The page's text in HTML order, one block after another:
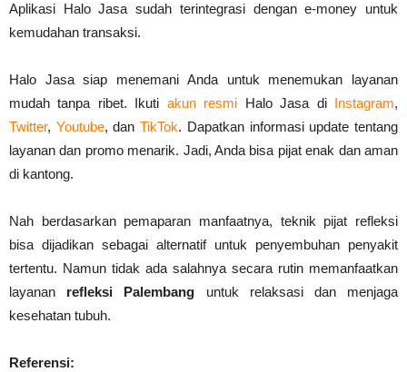
Aplikasi Halo Jasa sudah terintegrasi dengan e-money untuk
kemudahan transaksi.
Halo Jasa siap menemani Anda untuk menemukan layanan
mudah tanpa ribet. Ikuti akun resmi Halo Jasa di Instagram,
Twitter, Youtube, danTikTok. Dapatkan informasi update tentang
layanan dan promo menarik. Jadi, Anda bisa pijat enak dan aman
di kantong.
Nah berdasarkan pemaparan manfaatnya, teknik pijat refleksi
bisa dijadikan sebagai alternatif untuk penyembuhan penyakit
tertentu. Namun tidak ada salahnya secara rutin memanfaatkan
layanan refleksi Palembang untuk relaksasi dan menjaga
kesehatan tubuh.
Referensi: